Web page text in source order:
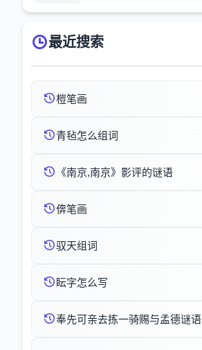
最近搜索
榿笔画
青毡怎么组词
《南京,南京》影评的谜语
倴笔画
驭天组词
眃字怎么写
奉先可亲去拣一骑赐与孟德谜语